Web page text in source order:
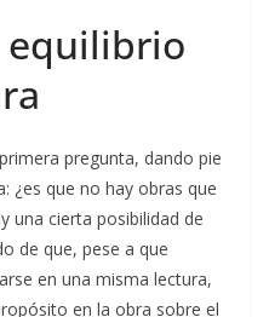
equilibrio
pregunta, dando pie
¿es que no hay obras que
una cierta posibilidad de
de que, pese a que
en una misma lectura,
en la obra sobre el